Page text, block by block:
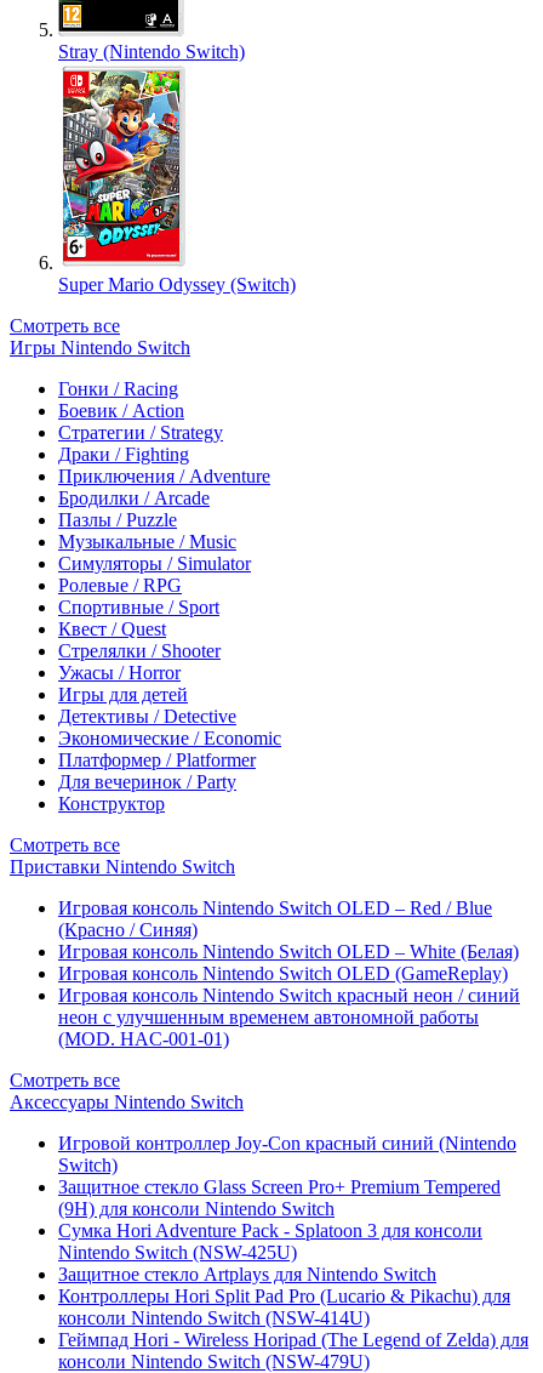
Stray (Nintendo Switch)
Super Mario Odyssey (Switch)
Смотреть все
Игры Nintendo Switch
Гонки / Racing
Боевик / Action
Стратегии / Strategy
Драки / Fighting
Приключения / Adventure
Бродилки / Arcade
Пазлы / Puzzle
Музыкальные / Music
Симуляторы / Simulator
Ролевые / RPG
Спортивные / Sport
Квест / Quest
Стрелялки / Shooter
Ужасы / Horror
Игры для детей
Детективы / Detective
Экономические / Economic
Платформер / Platformer
Для вечеринок / Party
Конструктор
Смотреть все
Приставки Nintendo Switch
Игровая консоль Nintendo Switch OLED – Red / Blue
(Красно / Синяя)
Игровая консоль Nintendo Switch OLED – White (Белая)
Игровая консоль Nintendo Switch OLED (GameReplay)
Игровая консоль Nintendo Switch красный неон / синий
неон с улучшенным временем автономной работы
(MOD. HAC-001-01)
Смотреть все
Аксессуары Nintendo Switch
Игровой контроллер Joy-Con красный синий (Nintendo
Switch)
Защитное стекло Glass Screen Pro+ Premium Tempered
(9H) для консоли Nintendo Switch
Сумка Hori Adventure Pack - Splatoon 3 для консоли
Nintendo Switch (NSW-425U)
Защитное стекло Artplays для Nintendo Switch
Контроллеры Hori Split Pad Pro (Lucario & Pikachu) для
консоли Nintendo Switch (NSW-414U)
Геймпад Hori - Wireless Horipad (The Legend of Zelda) для
консоли Nintendo Switch (NSW-479U)